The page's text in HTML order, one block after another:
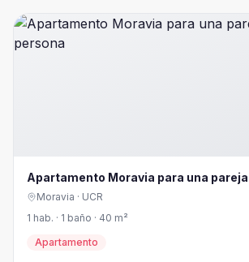
Apartamento Moravia para una pareja
persona
Moravia · UCR
1 hab. · 1 baño · 40 m²
Apartamento